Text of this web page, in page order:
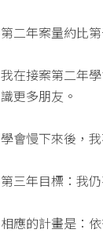
第二年案量約比
我在接案第二年
識更多朋友。
學會慢下來後，
第三年目標：我
相應的計畫是：